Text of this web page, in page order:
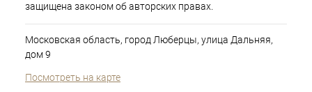
защищена законом об авторских правах.
Московская область, город Люберцы, улица Дальняя,
дом 9
Посмотреть на карте